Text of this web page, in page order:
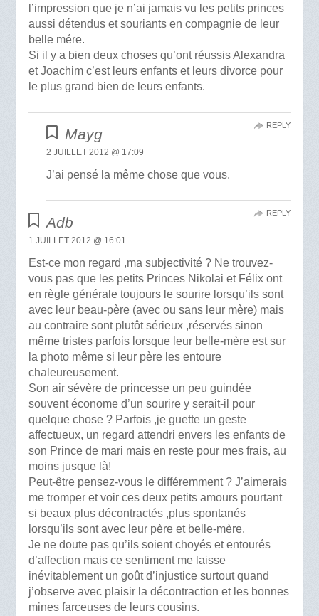
l’impression que je n’ai jamais vu les petits princes
aussi détendus et souriants en compagnie de leur
belle mére.
Si il y a bien deux choses qu’ont réussis Alexandra
et Joachim c’est leurs enfants et leurs divorce pour
le plus grand bien de leurs enfants.
Mayg
2 JUILLET 2012 @ 17:09
J’ai pensé la même chose que vous.
REPLY
Adb
1 JUILLET 2012 @ 16:01
Est-ce mon regard ,ma subjectivité ? Ne trouvez-
vous pas que les petits Princes Nikolai et Félix ont
en règle générale toujours le sourire lorsqu’ils sont
avec leur beau-père (avec ou sans leur mère) mais
au contraire sont plutôt sérieux ,réservés sinon
même tristes parfois lorsque leur belle-mère est sur
la photo même si leur père les entoure
chaleureusement.
Son air sévère de princesse un peu guindée
souvent économe d’un sourire y serait-il pour
quelque chose ? Parfois ,je guette un geste
affectueux, un regard attendri envers les enfants de
son Prince de mari mais en reste pour mes frais, au
moins jusque là!
Peut-être pensez-vous le différemment ? J’aimerais
me tromper et voir ces deux petits amours pourtant
si beaux plus décontractés ,plus spontanés
lorsqu’ils sont avec leur père et belle-mère.
Je ne doute pas qu’ils soient choyés et entourés
d’affection mais ce sentiment me laisse
inévitablement un goût d’injustice surtout quand
j’observe avec plaisir la décontraction et les bonnes
mines farceuses de leurs cousins.
REPLY